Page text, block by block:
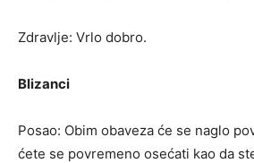
Zdravlje: Vrlo dobro.
Blizanci
Posao: Obim obaveza će se naglo
ćete se povremeno osećati kao da